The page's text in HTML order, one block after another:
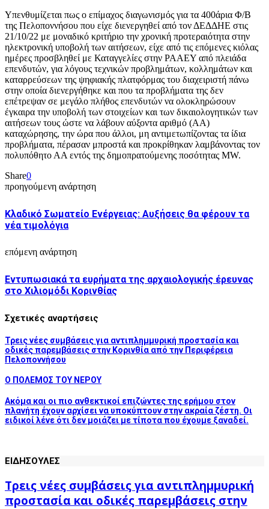
Υπενθυμίζεται πως ο επίμαχος διαγωνισμός για τα 400άρια Φ/Β
της Πελοποννήσου που είχε διενεργηθεί από τον ΔΕΔΔΗΕ στις
21/10/22 με μοναδικό κριτήριο την χρονική προτεραιότητα στην
ηλεκτρονική υποβολή των αιτήσεων, είχε από τις επόμενες κιόλας
ημέρες προσβληθεί με Καταγγελίες στην ΡΑΑΕΥ από πλειάδα
επενδυτών, για λόγους τεχνικών προβλημάτων, κολλημάτων και
καταρρεύσεων της ψηφιακής πλατφόρμας του διαχειριστή πάνω
στην οποία διενεργήθηκε και που τα προβλήματα της δεν
επέτρεψαν σε μεγάλο πλήθος επενδυτών να ολοκληρώσουν
έγκαιρα την υποβολή των στοιχείων και των δικαιολογητικών των
αιτήσεων τους ώστε να λάβουν αύξοντα αριθμό (ΑΑ)
καταχώρησης, την ώρα που άλλοι, μη αντιμετωπίζοντας τα ίδια
προβλήματα, πέρασαν μπροστά και προκρίθηκαν λαμβάνοντας τον
πολυπόθητο ΑΑ εντός της δημοπρατούμενης ποσότητας ΜW.
Share0
προηγούμενη ανάρτηση
Κλαδικό Σωματείο Ενέργειας: Αυξήσεις θα φέρουν τα
νέα τιμολόγια
επόμενη ανάρτηση
Εντυπωσιακά τα ευρήματα της αρχαιολογικής έρευνας
στο Χιλιομόδι Κορινθίας
Σχετικές αναρτήσεις
Τρεις νέες συμβάσεις για αντιπλημμυρική προστασία και
οδικές παρεμβάσεις στην Κορινθία από την Περιφέρεια
Πελοποννήσου
Ο ΠΟΛΕΜΟΣ ΤΟΥ ΝΕΡΟΥ
Ακόμα και οι πιο ανθεκτικοί επιζώντες της ερήμου στον
πλανήτη έχουν αρχίσει να υποκύπτουν στην ακραία ζέστη. Οι
ειδικοί λένε ότι δεν μοιάζει με τίποτα που έχουμε ξαναδεί.
ΕΙΔΗΣΟΥΛΕΣ
Τρεις νέες συμβάσεις για αντιπλημμυρική
προστασία και οδικές παρεμβάσεις στην